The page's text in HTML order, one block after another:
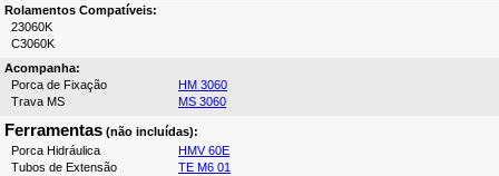
Rolamentos Compatíveis:
23060K
C3060K
Acompanha:
Porca de Fixação
HM 3060
Trava MS
MS 3060
Ferramentas (não incluídas):
Porca Hidráulica
HMV 60E
Tubos de Extensão
TE M6 01